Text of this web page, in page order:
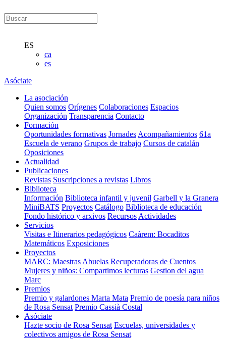
ES
ca
es
Asóciate
La asociación
Quien somos Orígenes Colaboraciones Espacios
Organización Transparencia Contacto
Formación
Oportunidades formativas Jornades Acompañamientos 61a
Escuela de verano Grupos de trabajo Cursos de catalán
Oposiciones
Actualidad
Publicaciones
Revistas Suscripciones a revistas Libros
Biblioteca
Información Biblioteca infantil y juvenil Garbell y la Granera
MiniBATS Proyectos Catálogo Biblioteca de educación
Fondo histórico y arxivos Recursos Actividades
Servicios
Visitas e Itinerarios pedagógicos Caàrem: Bocaditos
Matemáticos Exposiciones
Proyectos
MARC: Maestras Abuelas Recuperadoras de Cuentos
Mujeres y niños: Compartimos lecturas Gestion del agua
Marc
Premios
Premio y galardones Marta Mata Premio de poesía para niños
de Rosa Sensat Premio Cassià Costal
Asóciate
Hazte socio de Rosa Sensat Escuelas, universidades y
colectivos amigos de Rosa Sensat